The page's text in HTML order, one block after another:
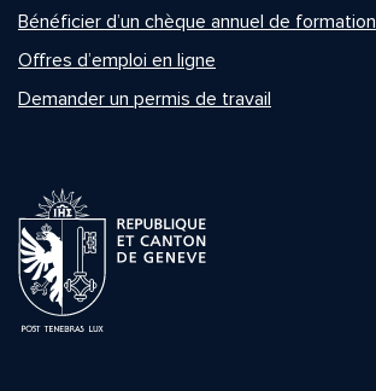
Bénéficier d’un chèque annuel de formation
Offres d’emploi en ligne
Demander un permis de travail